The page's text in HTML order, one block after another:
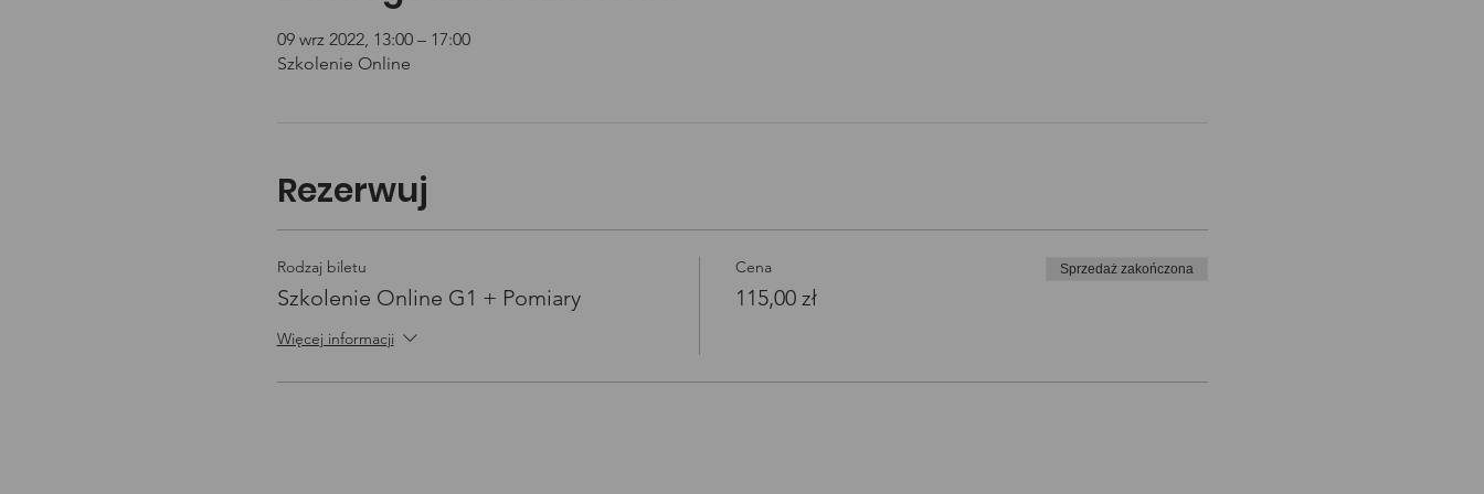
09 wrz 2022, 13:00 – 17:00
Szkolenie Online
Rezerwuj
Rodzaj biletu
Szkolenie Online G1 + Pomiary
Więcej informacji
Cena
115,00 zł
Sprzedaż zakończona
Open link in new window